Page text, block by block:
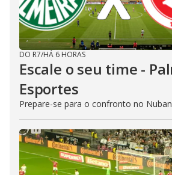
DO R7/HÁ 6 HORAS
Escale o seu time -
Esportes
Prepare-se para o confronto no